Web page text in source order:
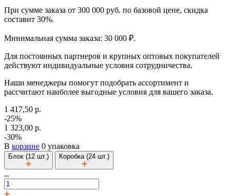
При сумме заказа от 300 000 руб. по базовой цене, скидка
составит 30%.
Минимальная сумма заказа: 30 000 ₽.
Для постоянных партнеров и крупных оптовых покупателей
действуют индивидуальные условия сотрудничества.
Наши менеджеры помогут подобрать ассортимент и
рассчитают наиболее выгодные условия для вашего заказа.
1 417,50 р.
-25%
1 323,00 р.
-30%
В корзине 0 упаковка
Блок (12 шт.) Коробка (24 шт.)